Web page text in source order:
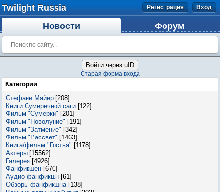
Twilight Russia Регистрация Вход
Новости Форум
Войти через uID
Старая форма входа
Категории
Стефани Майер [208]
Книги Сумеречной саги [122]
Фильм "Сумерки" [201]
Фильм "Новолуние" [191]
Фильм "Затмение" [342]
Фильм "Рассвет" [1463]
Книга/фильм "Гостья" [1178]
Актеры [15562]
Галерея [4926]
Фанфикшен [670]
Аудио-фанфикшн [61]
Обзоры фанфикшна [138]